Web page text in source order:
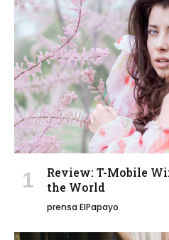
Review: T-Mobile
the World
prensa ElPapayo